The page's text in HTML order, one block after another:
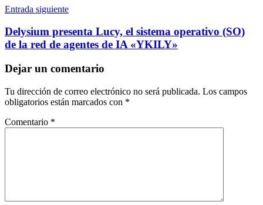
Entrada siguiente
Delysium presenta Lucy, el sistema operativo (SO)
de la red de agentes de IA «YKILY»
Dejar un comentario
Tu dirección de correo electrónico no será publicada. Los campos
obligatorios están marcados con *
Comentario *